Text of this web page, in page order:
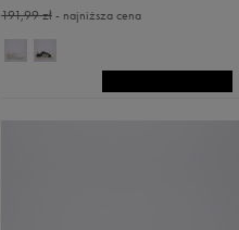
191,99 zł- najniższa cena